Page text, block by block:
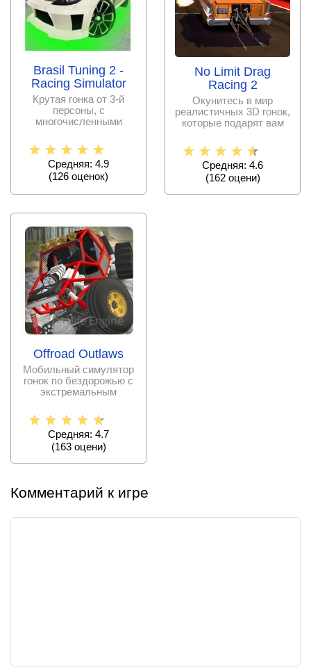
Brasil Tuning 2 -
Racing Simulator
Крутая гонка от 3-й
персоны, с
многочисленными
десятками трасс и
Средняя: 4.9
(126 оценок)
No Limit Drag
Racing 2
Окунитесь в мир
реалистичных 3D гонок,
которые подарят вам
Средняя: 4.6
(162оцени)
Offroad Outlaws
Мобильный симулятор
гонок по бездорожью с
экстремальным
несколькими
Средняя: 4.7
(163оцени)
Комментарий к игре